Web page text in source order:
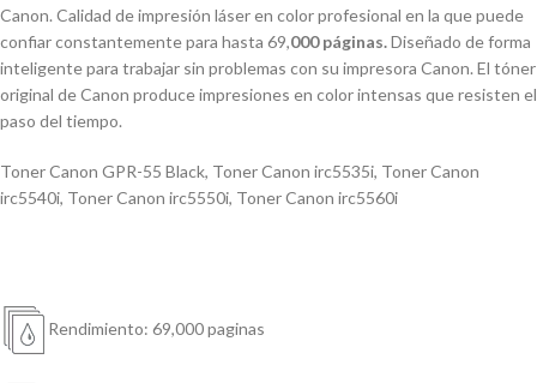
Canon. Calidad de impresión láser en color profesional en la que puede
confiar constantemente para hasta 69,000 páginas.Diseñado de forma
inteligente para trabajar sin problemas con su impresora Canon. El tóner
original de Canon produce impresiones en color intensas que resisten el
paso del tiempo.
Toner Canon GPR-55 Black, Toner Canon irc5535i, Toner Canon
irc5540i, Toner Canon irc5550i, Toner Canon irc5560i
Rendimiento: 69,000 paginas